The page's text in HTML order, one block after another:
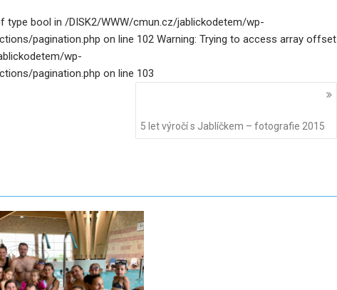
type bool in /DISK2/WWW/cmun.cz/jablickodetem/wp-
pagination.php on line 102 Warning: Trying to access array offset
wp-
pagination.php on line 103
5 let výročí s Jablíčkem – fotografie 2015